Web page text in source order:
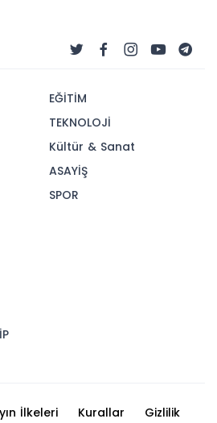
EĞİTİM
TEKNOLOJİ
Kültür & Sanat
ASAYİŞ
SPOR
İlkeleri Kurallar Gizlilik